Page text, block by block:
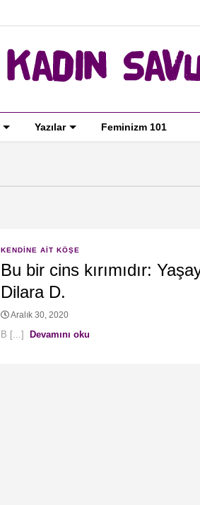
Yazılar Feminizm 101
KENDINE AIT KÖŞE
Bu bir cins kırımıdır:
Dilara D.
Aralık 30, 2020
B [...] Devamını oku